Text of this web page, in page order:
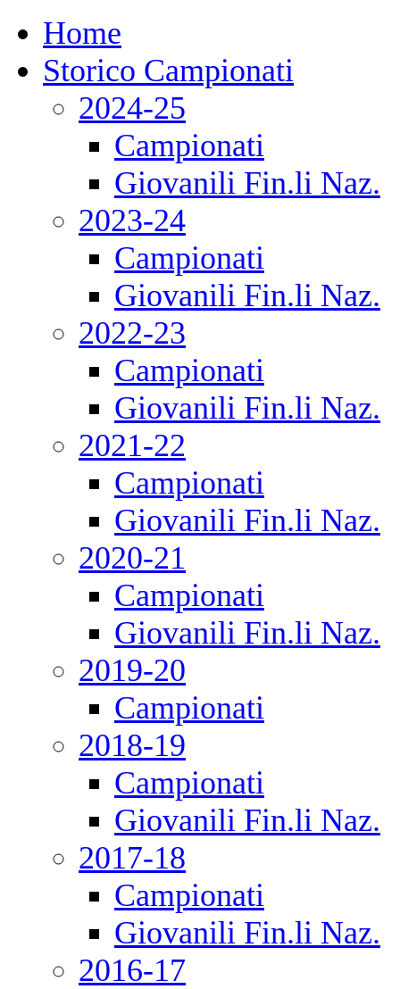
Home
Storico Campionati
2024-25
Campionati
Giovanili Fin.li Naz.
2023-24
Campionati
Giovanili Fin.li Naz.
2022-23
Campionati
Giovanili Fin.li Naz.
2021-22
Campionati
Giovanili Fin.li Naz.
2020-21
Campionati
Giovanili Fin.li Naz.
2019-20
Campionati
2018-19
Campionati
Giovanili Fin.li Naz.
2017-18
Campionati
Giovanili Fin.li Naz.
2016-17